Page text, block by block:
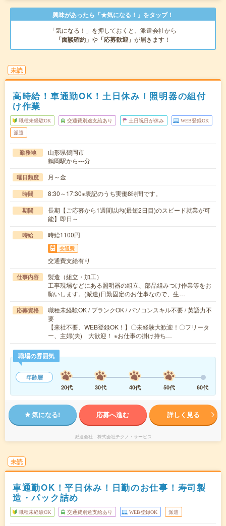
興味があったら「★気になる！」をタップ！
「気になる！」を押しておくと、派遣会社から
「面談確約」 や 「応募歓迎」 が届きます！
未読
高時給！車通勤OK！土日休み！照明器の組付
け作業
職種未経験OK 交通費別途支給あり 土日祝日が休み WEB登録OK
派遣
勤務地
山形県鶴岡市
鶴岡駅から---分
曜日頻度 月～金
時間 8:30～17:30※表記のうち実働8時間です。
期間
長期【ご応募から1週間以内(最短2日目)のスピード就業が可
能】即日～
時給 時給1100円
交通費
交通費支給有り
仕事内容
製造（組立・加工）
工事現場などにある照明器の組立、部品組みつけ作業等をお
願いします。(派遣)日勤固定のお仕事なので、生…
応募資格
職種未経験OK / ブランクOK / パソコンスキル不要 / 英語力不
要
【来社不要、WEB登録OK！】〇未経験大歓迎！〇フリータ
ー、主婦(夫) 大歓迎！ ※お仕事の掛け持ち…
職場の雰囲気
年齢層
20代
30代 40代 50代 60代
気になる! 応募へ進む 詳しく見る
派遣会社 株式会社テクノ・サービス
未読
車通勤OK！平日休み！日勤のお仕事！寿司製
造・パック詰め
職種未経験OK 交通費別途支給あり WEB登録OK 派遣